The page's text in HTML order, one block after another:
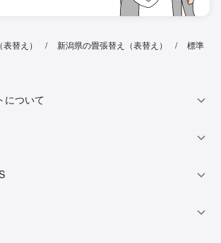
替え） 新潟県の畳張替え（表替え）
標準
について